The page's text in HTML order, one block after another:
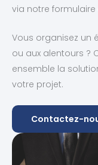
via notre formulaire
Vous organisez un
ou aux alentours ?
ensemble la
votre projet.
Contactez-